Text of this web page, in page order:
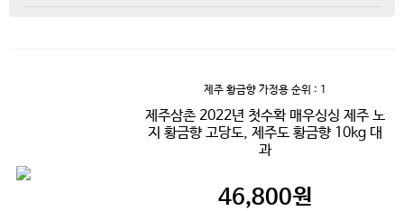
제주 황금향 가정용 순위 : 1
제주삼촌 2022년 첫수확 매우싱싱 제주 노
지 황금향 고당도, 제주도 황금향 10kg 대
과
46,800원